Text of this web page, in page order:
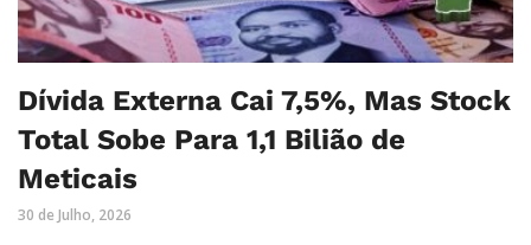
Dívida Externa Cai 7,5%, Mas Stock
Total Sobe Para 1,1 Bilião de
Meticais
30 de Julho, 2026